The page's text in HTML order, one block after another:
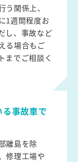
関係上、
1週間程度お
し、事故など
る場合もご
までご相談く
事故車で
離島を除
修理工場や